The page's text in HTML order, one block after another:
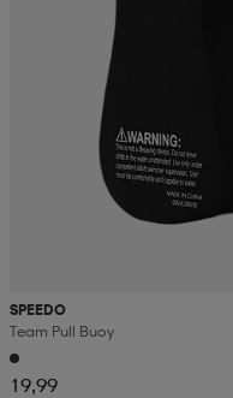
SPEEDO
Team Pull Buoy
19,99